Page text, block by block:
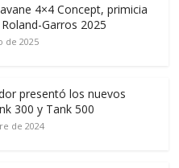
4×4 Concept, primicia
Garros 2025
de 2025
presentó los nuevos
300 y Tank 500
de 2024